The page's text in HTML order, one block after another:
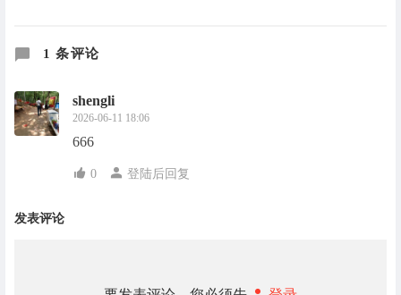
1 条评论
shengli
2026-06-11 18:06
666
0 登陆后回复
发表评论